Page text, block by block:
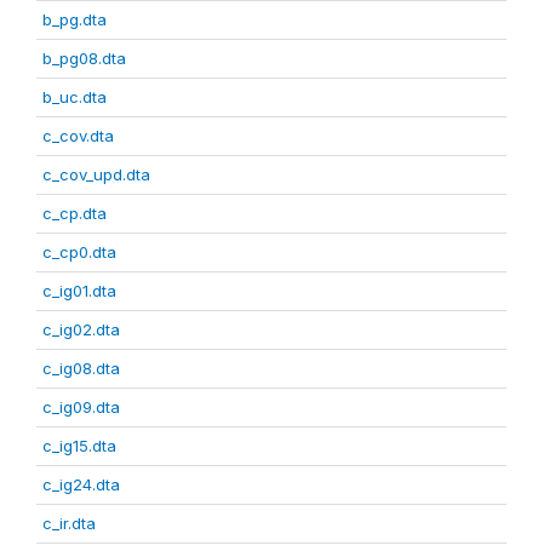
b_pg.dta
b_pg08.dta
b_uc.dta
c_cov.dta
c_cov_upd.dta
c_cp.dta
c_cp0.dta
c_ig01.dta
c_ig02.dta
c_ig08.dta
c_ig09.dta
c_ig15.dta
c_ig24.dta
c_ir.dta